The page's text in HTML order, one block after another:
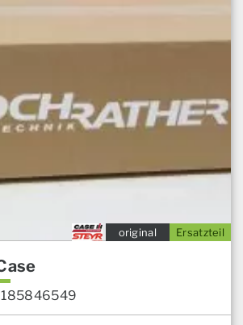
Ersatzteil
original